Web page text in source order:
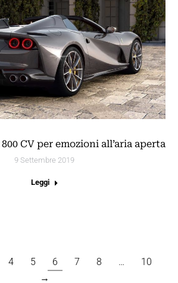
CV per emozioni all’aria aperta
9 Settembre 2019
Leggi
4 5 6 7 8 …
10
→